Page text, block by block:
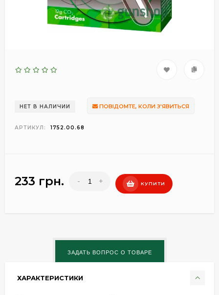
НЕТ В НАЛИЧИИ ПОВІДОМТЕ, КОЛИ З'ЯВИТЬСЯ
АРТИКУЛ: 1752.00.68
233 грн. - + КУПИТИ
ХАРАКТЕРИСТИКИ